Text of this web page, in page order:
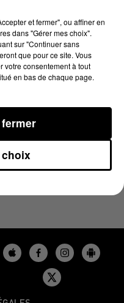
09/08/2024 À 10H39
et fermer", ou affiner en
dans "Gérer mes choix".
sur "Continuer sans
que pour ce site. Vous
votre consentement à tout
en bas de chaque page.